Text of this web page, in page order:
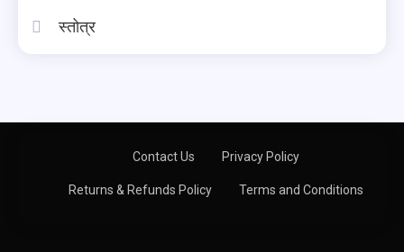
स्तोत्र
Contact Us Privacy Policy
Returns & Refunds Policy Terms and Conditions